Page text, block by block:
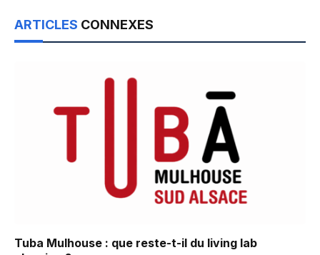
ARTICLES CONNEXES
Tuba Mulhouse : que reste-t-il du living lab